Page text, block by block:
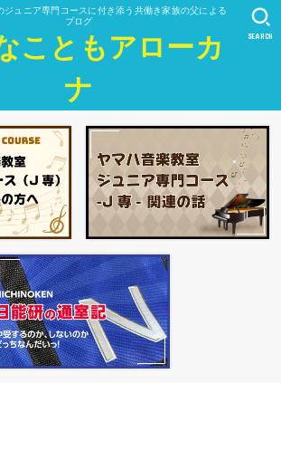
ジュニア専門コースに付き添う共働き家族の父による
ブログ
こともアローカ
ナ
SEARCH